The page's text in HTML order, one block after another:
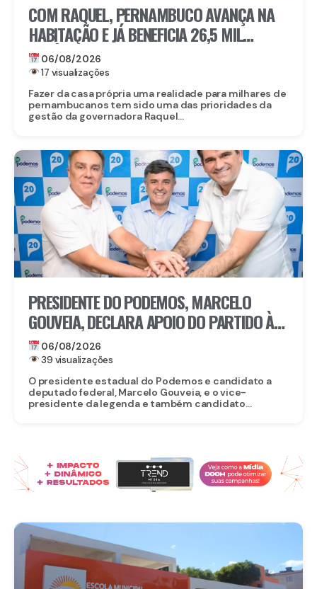
COM RAQUEL, PERNAMBUCO AVANÇA NA
HABITAÇÃO E JÁ BENEFICIA 26,5 MIL
FAMÍLIAS COM O MORAR BEM – ENTRADA
GARANTIDA
06/08/2026
17 visualizações
Fazer da casa própria uma realidade para milhares de
pernambucanos tem sido uma das prioridades da
gestão da governadora Raquel...
PRESIDENTE DO PODEMOS, MARCELO
GOUVEIA, DECLARA APOIO DO PARTIDO À
CANDIDATURA DE EDUARDO DA FONTE AO
SENADO
06/08/2026
39 visualizações
O presidente estadual do Podemos e candidato a
deputado federal, Marcelo Gouveia, e o vice-
presidente da legenda e também candidato...